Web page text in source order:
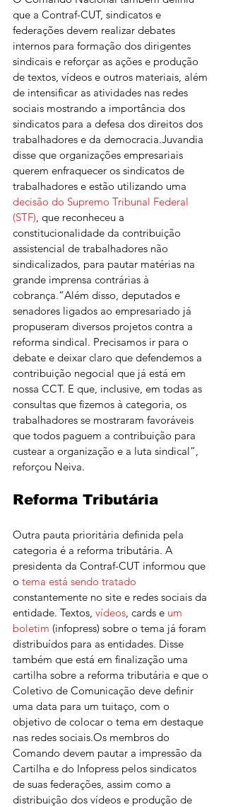
que a Contraf-CUT, sindicatos e
federações devem realizar debates
internos para formação dos dirigentes
sindicais e reforçar as ações e produção
de textos, vídeos e outros materiais, além
de intensificar as atividades nas redes
sociais mostrando a importância dos
sindicatos para a defesa dos direitos dos
trabalhadores e da democracia.Juvandia
disse que organizações empresariais
querem enfraquecer os sindicatos de
trabalhadores e estão utilizando uma
decisão do Supremo Tribunal Federal
(STF), que reconheceu a
constitucionalidade da contribuição
assistencial de trabalhadores não
sindicalizados, para pautar matérias na
grande imprensa contrárias à
cobrança.“Além disso, deputados e
senadores ligados ao empresariado já
propuseram diversos projetos contra a
reforma sindical. Precisamos ir para o
debate e deixar claro que defendemos a
contribuição negocial que já está em
nossa CCT. E que, inclusive, em todas as
consultas que fizemos à categoria, os
trabalhadores se mostraram favoráveis
que todos paguem a contribuição para
custear a organização e a luta sindical”,
reforçou Neiva.
Reforma Tributária
Outra pauta prioritária definida pela
categoria é a reforma tributária. A
presidenta da Contraf-CUT informou que
o tema está sendo tratado
constantemente no site e redes sociais da
entidade. Textos, vídeos, cards e um
boletim (infopress) sobre o tema já foram
distribuídos para as entidades. Disse
também que está em finalização uma
cartilha sobre a reforma tributária e que o
Coletivo de Comunicação deve definir
uma data para um tuitaço, com o
objetivo de colocar o tema em destaque
nas redes sociais.Os membros do
Comando devem pautar a impressão da
Cartilha e do Infopress pelos sindicatos
de suas federações, assim como a
distribuição dos vídeos e produção de